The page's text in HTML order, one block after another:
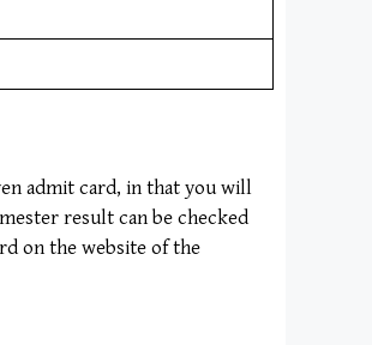
admit card, in that you will
result can be checked
on the website of the